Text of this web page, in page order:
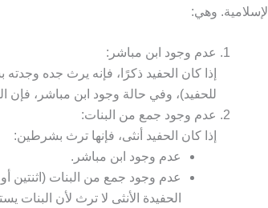
الإسلامية. وهي:
عدم وجود ابن مباشر:
إذا كان الحفيد ذكرًا، فإنه يرث جده
للحفيد)، وفي حالة وجود ابن مباشر، فإن
عدم وجود جمع من البنات:
إذا كان الحفيد أنثى، فإنها ترث بشرطين:
عدم وجود ابن مباشر.
عدم وجود جمع من البنات (اثنتين أو
الحفيدة الأنثى لا ترث لأن البنات